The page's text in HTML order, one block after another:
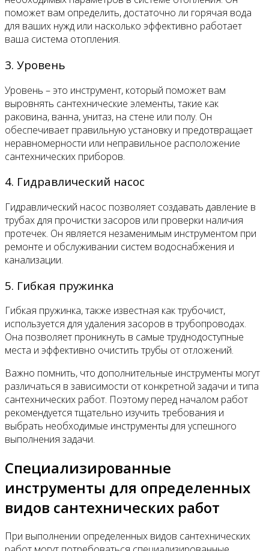
поможет вам определить, достаточно ли горячая вода
для ваших нужд или насколько эффективно работает
ваша система отопления.
3. Уровень
Уровень – это инструмент, который поможет вам
выровнять сантехнические элементы, такие как
раковина, ванна, унитаз, на стене или полу. Он
обеспечивает правильную установку и предотвращает
неравномерности или неправильное расположение
сантехнических приборов.
4. Гидравлический насос
Гидравлический насос позволяет создавать давление в
трубах для прочистки засоров или проверки наличия
протечек. Он является незаменимым инструментом при
ремонте и обслуживании систем водоснабжения и
канализации.
5. Гибкая пружинка
Гибкая пружинка, также известная как трубочист,
используется для удаления засоров в трубопроводах.
Она позволяет проникнуть в самые труднодоступные
места и эффективно очистить трубы от отложений.
Важно помнить, что дополнительные инструменты могут
различаться в зависимости от конкретной задачи и типа
сантехнических работ. Поэтому перед началом работ
рекомендуется тщательно изучить требования и
выбрать необходимые инструменты для успешного
выполнения задачи.
Специализированные
инструменты для определенных
видов сантехнических работ
При выполнении определенных видов сантехнических